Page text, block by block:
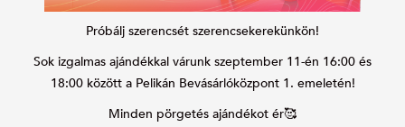
Próbálj szerencsét szerencsekerekünkön!
Sok izgalmas ajándékkal várunk szeptember 11-én 16:00 és
18:00 között a Pelikán Bevásárlóközpont 1. emeletén!
Minden pörgetés ajándékot ér🥰